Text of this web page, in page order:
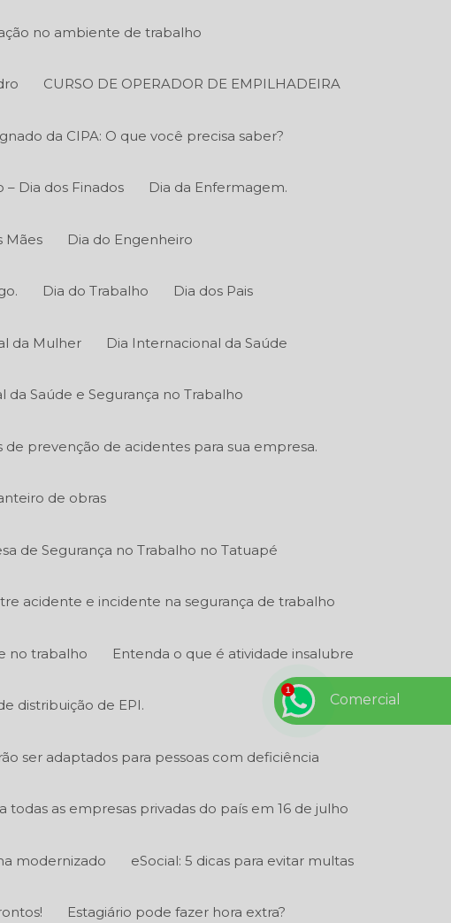
no ambiente de trabalho
CURSO DE OPERADOR DE EMPILHADEIRA
da CIPA: O que você precisa saber?
Dia dos Finados Dia da Enfermagem.
Mães Dia do Engenheiro
Dia do Trabalho Dia dos Pais
da Mulher Dia Internacional da Saúde
da Saúde e Segurança no Trabalho
de prevenção de acidentes para sua empresa.
de obras
de Segurança no Trabalho no Tatuapé
acidente e incidente na segurança de trabalho
no trabalho Entenda o que é atividade insalubre
distribuição de EPI.
ser adaptados para pessoas com deficiência
todas as empresas privadas do país em 16 de julho
modernizado eSocial: 5 dicas para evitar multas
Estagiário pode fazer hora extra?
Comercial